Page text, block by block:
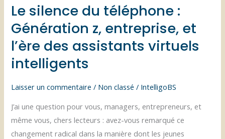
disque
Le silence du téléphone :
Génération z, entreprise, et
l’ère des assistants virtuels
intelligents
Laisser un commentaire / Non classé / IntelligoBS
J’ai une question pour vous, managers, entrepreneurs, et
même vous, chers lecteurs : avez-vous remarqué ce
changement radical dans la manière dont les jeunes